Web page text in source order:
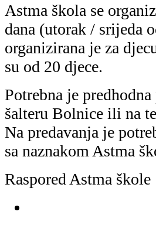
Astma škola se
dana (utorak / srijeda
organizirana je za
su od 20 djece.
Potrebna je
šalteru Bolnice ili na
Na predavanja je
sa naznakom Astma
Raspored Astma škole